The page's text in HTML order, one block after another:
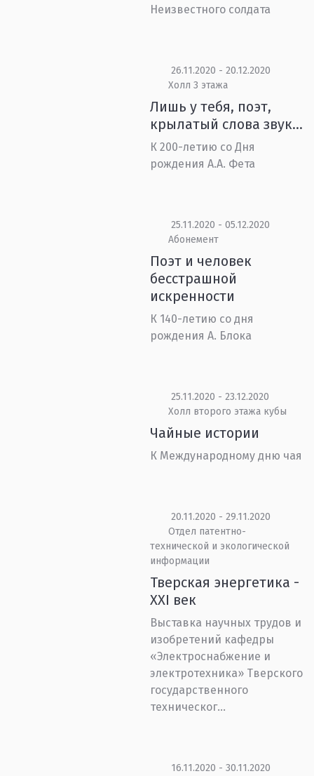
Неизвестного солдата
26.11.2020 - 20.12.2020
Холл 3 этажа
Лишь у тебя, поэт,
крылатый слова звук…
К 200-летию со Дня
рождения А.А. Фета
25.11.2020 - 05.12.2020
Абонемент
Поэт и человек
бесстрашной
искренности
К 140-летию со дня
рождения А. Блока
25.11.2020 - 23.12.2020
Холл второго этажа кубы
Чайные истории
К Международному дню чая
20.11.2020 - 29.11.2020
Отдел патентно-
технической и экологической
информации
Тверская энергетика -
XXI век
Выставка научных трудов и
изобретений кафедры
«Электроснабжение и
электротехника» Тверского
государственного
техническог...
16.11.2020 - 30.11.2020